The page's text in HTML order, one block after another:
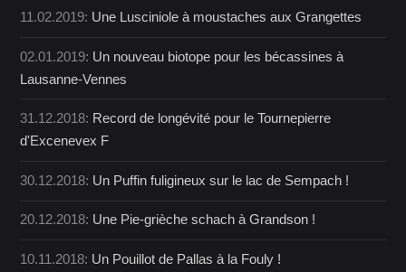
11.02.2019: Une Lusciniole à moustaches aux Grangettes
02.01.2019: Un nouveau biotope pour les bécassines à
Lausanne-Vennes
31.12.2018: Record de longévité pour le Tournepierre
d'Excenevex F
30.12.2018: Un Puffin fuligineux sur le lac de Sempach !
20.12.2018: Une Pie-grièche schach à Grandson !
10.11.2018: Un Pouillot de Pallas à la Fouly !